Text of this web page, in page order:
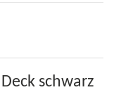
schwarz